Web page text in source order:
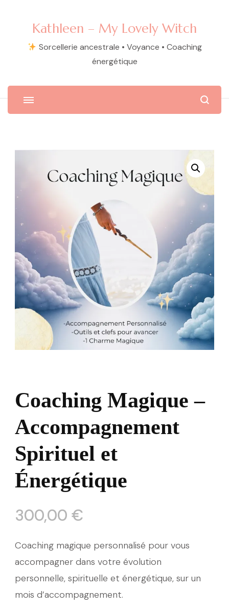
Kathleen – My Lovely Witch
Sorcellerie ancestrale • Voyance • Coaching
énergétique
Coaching Magique –
Accompagnement
Spirituel et
Énergétique
300,00 €
Coaching magique personnalisé pour vous
accompagner dans votre évolution
personnelle, spirituelle et énergétique, sur un
mois d’accompagnement.